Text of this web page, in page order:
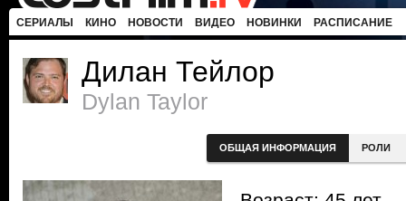
СЕРИАЛЫ КИНО НОВОСТИ ВИДЕО НОВИНКИ РАСПИСАНИЕ
Дилан Тейлор
Dylan Taylor
ОБЩАЯ ИНФОРМАЦИЯ РОЛИ